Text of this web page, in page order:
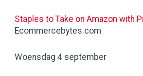
Staples to Take on Amazon with
Ecommercebytes.com
Woensdag 4 september